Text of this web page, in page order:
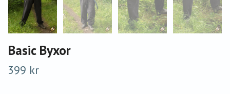
Basic Byxor
399 kr